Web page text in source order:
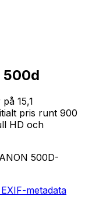
500d
15,1
pris runt 900
HD och
500D-
metadata